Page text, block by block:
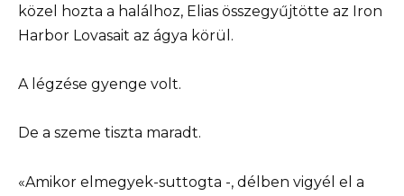
közel hozta a halálhoz, Elias összegyűjtötte az Iron
Harbor Lovasait az ágya körül.
A légzése gyenge volt.
De a szeme tiszta maradt.
«Amikor elmegyek-suttogta -, délben vigyél el a